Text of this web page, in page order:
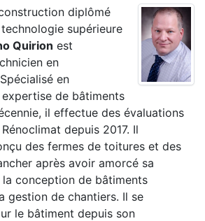
diplômé
technologie supérieure
Quirion est
en
en
de bâtiments
il effectue des évaluations
depuis 2017. Il
des fermes de toitures et des
après avoir amorcé sa
conception de bâtiments
gestion de chantiers. Il se
le bâtiment depuis son